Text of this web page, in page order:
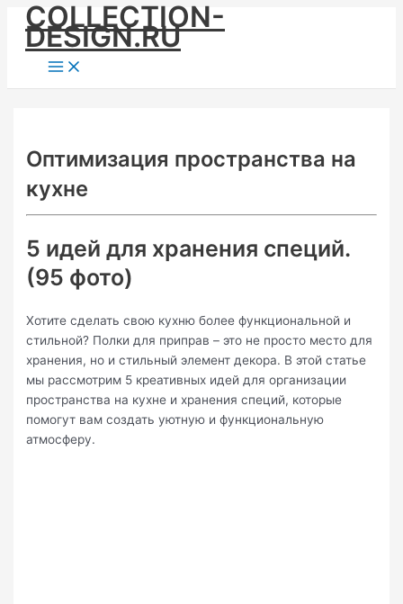
Skip
content
COLLECTION-
DESIGN.RU
Main
Menu
Оптимизация пространства на
кухне
5 идей для хранения специй.
(95 фото)
Хотите сделать свою кухню более функциональной и
стильной? Полки для приправ – это не просто место для
хранения, но и стильный элемент декора. В этой статье
мы рассмотрим 5 креативных идей для организации
пространства на кухне и хранения специй, которые
помогут вам создать уютную и функциональную
атмосферу.